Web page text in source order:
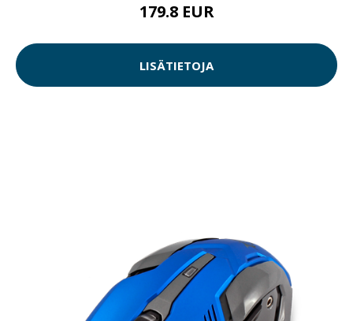
179.8 EUR
LISÄTIETOJA